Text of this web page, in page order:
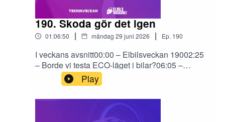
190. Skoda gör det igen
01:06:50 | måndag 29 juni 2026 | Ep. 190
I veckans avsnitt00:00 – Elbilsveckan 19002:25
– Borde vi testa ECO-läget i bilar?06:05 –
Kommer Xpeng X9 till Sverige?07:22 – Polestar
tvingas ut ur USA11:55 – Svenska priser på
Mazda cx-6e 14:37 – Škoda Peaq26:38 –
Renault Megane29:55 – Veckans begagnatbil
från Carla (reklam)25:56 – Audi Q4
Play